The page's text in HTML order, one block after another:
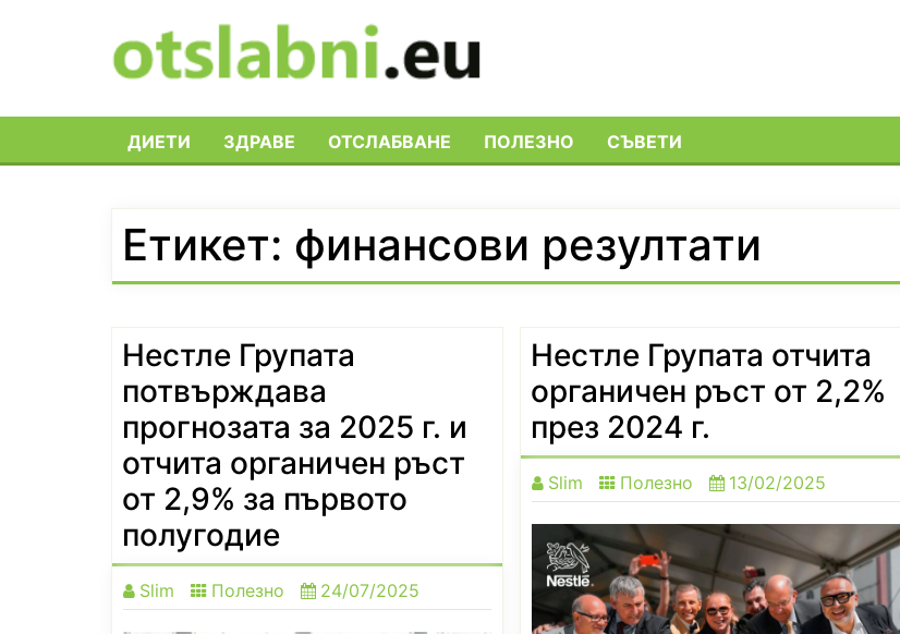
ДИЕТИ ЗДРАВЕ ОТСЛАБВАНЕ ПОЛЕЗНО СЪВЕТИ
Етикет: финансови резултати
Нестле Групата
потвърждава
прогнозата за 2025 г. и
отчита органичен ръст
от 2,9% за първото
полугодие
Slim Полезно 24/07/2025
Нестле Групата отчита
органичен ръст от 2,2%
през 2024 г.
Slim Полезно 13/02/2025